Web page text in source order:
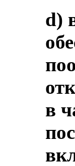
d)
в